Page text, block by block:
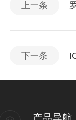
上一条
下一条
产品导航